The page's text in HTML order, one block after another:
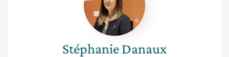
StéphanieDanaux